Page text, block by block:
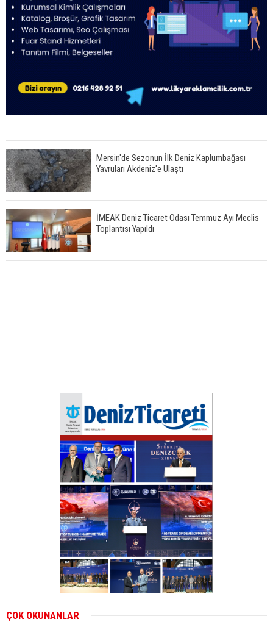
Mersin'de Sezonun İlk Deniz Kaplumbağası
Yavruları Akdeniz'e Ulaştı
İMEAK Deniz Ticaret Odası Temmuz Ayı Meclis
Toplantısı Yapıldı
ÇOK OKUNANLAR